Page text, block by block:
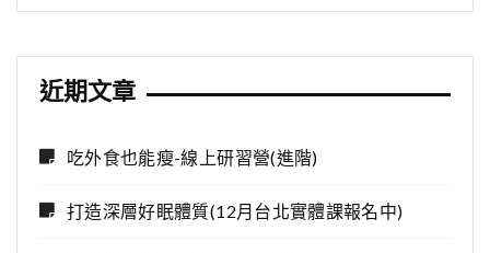
近期文章
吃外食也能瘦-線上研習營(進階)
打造深層好眠體質(12月台北實體課報名中)